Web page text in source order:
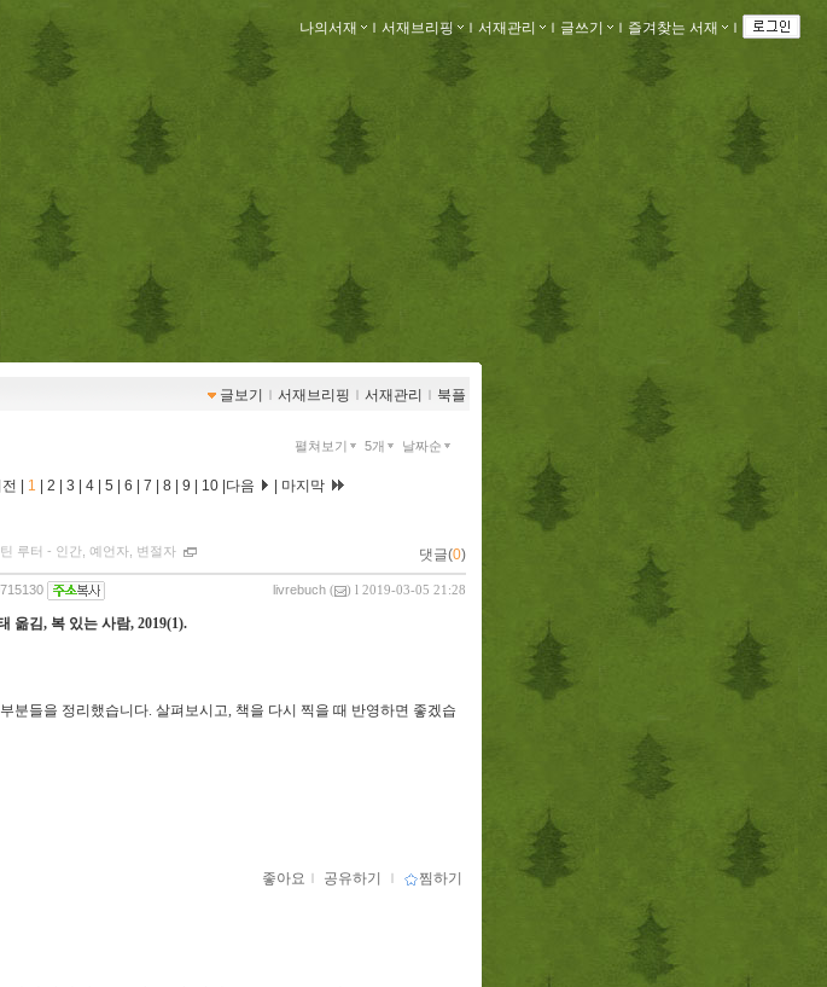
나의서재 ｌ 서재브리핑 ｌ 서재관리 ｌ 글쓰기 ｌ 즐겨찾는 서재 ｌ
글보기 ｌ 서재브리핑 ｌ 서재관리 ｌ 북플
펼쳐보기 5개 날짜순
| 1 2 3 4 5 6 7 8 9 10 다음 마지막
루터 - 인간, 예언자, 변절자 댓글(0)
livrebuch ( ) l 2019-03-05 21:28
옮김, 복 있는 사람, 2019(1).
분들을 정리했습니다. 살펴보시고, 책을 다시 찍을 때 반영하면 좋겠습
좋아요 ｌ 공유하기 ｌ 찜하기